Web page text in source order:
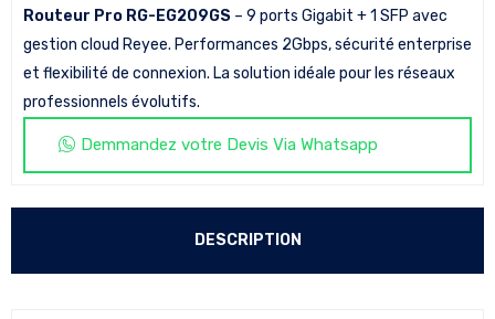
Routeur Pro RG-EG209GS – 9 ports Gigabit + 1 SFP avec
gestion cloud Reyee. Performances 2Gbps, sécurité enterprise
et flexibilité de connexion. La solution idéale pour les réseaux
professionnels évolutifs.
Demmandez votre Devis Via Whatsapp
DESCRIPTION